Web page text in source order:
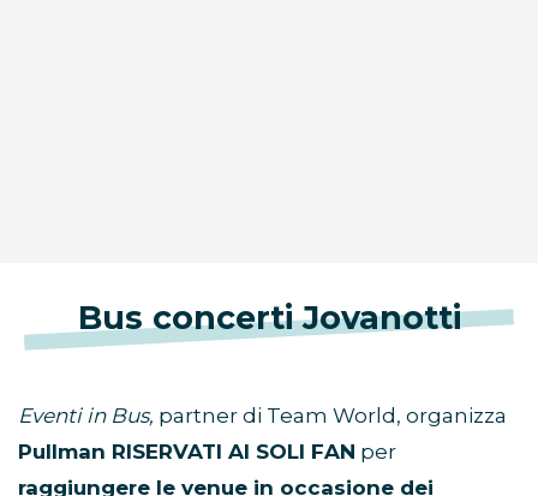
Bus concerti Jovanotti
Eventi in Bus, partner di Team World, organizza
Pullman RISERVATI AI SOLI FAN per
raggiungere le venue in occasione dei